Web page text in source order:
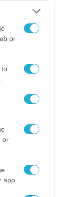
or
to
or
app.
στον πρώην